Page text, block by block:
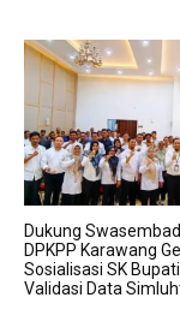
Dukung
DPKPP Karawang
Sosialisasi SK
Validasi Data